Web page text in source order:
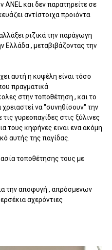
και δεν παρατηρείτε σε
αντίστοιχα προιόντα.
ριζικά την παράγωγη
Ελλάδα , μεταβιβάζοντας την
αυτή η κυψέλη είναι τόσο
πραγματικά
στην τοποθέτηση , και το
να ''συνηθίσουν'' την
γυρεοπαγίδες στις ξύλινες
τους κηφήνες ειναι ενα ακόμη
αυτής της παγίδας.
τοποθέτησης τους με
την αποφυγή , απρόσμενων
αχερόντιες